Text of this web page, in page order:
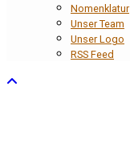
Nomenklatur
Unser Team
Unser Logo
RSS Feed